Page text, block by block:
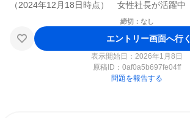
締切：なし
エントリー画面へ行く
表示開始日：2026年1月8日
原稿ID： 0af0a5b697fe04ff
問題を報告する